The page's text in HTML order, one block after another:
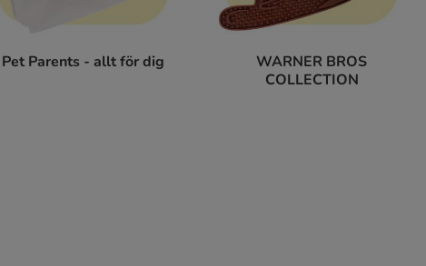
Pet Parents - allt för dig
WARNER BROS
COLLECTION